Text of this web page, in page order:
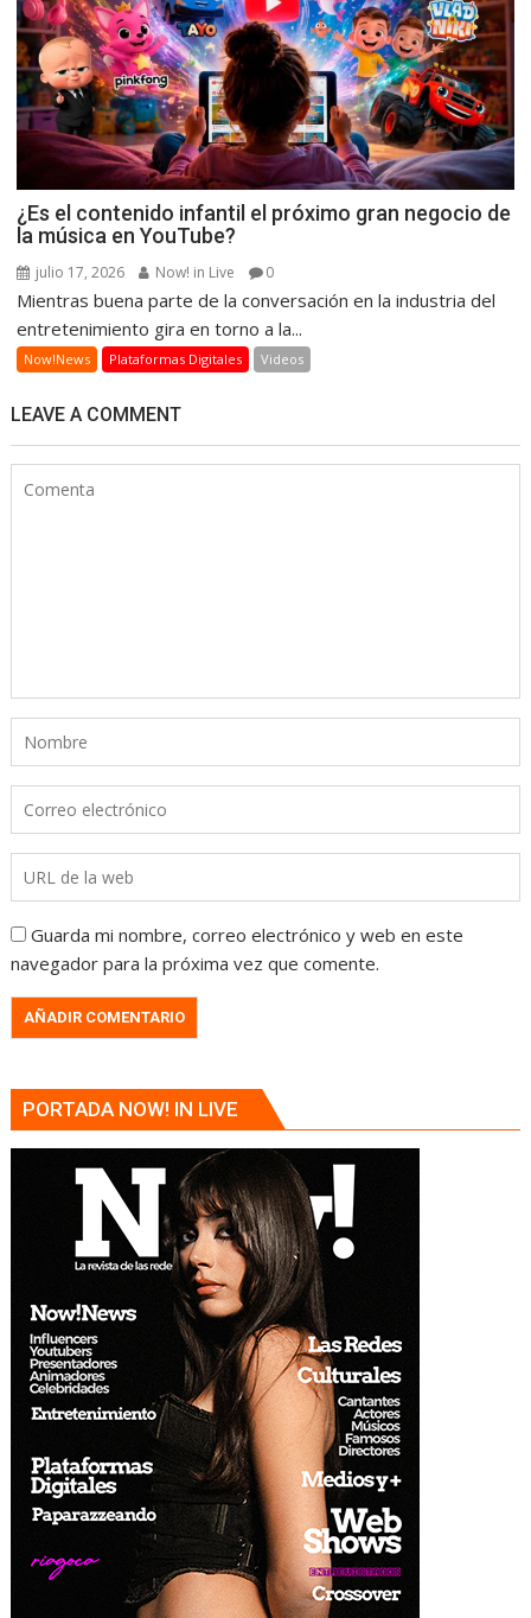
¿Es el contenido infantil el próximo gran negocio de
la música en YouTube?
julio 17, 2026 Now! in Live 0
Mientras buena parte de la conversación en la industria del
entretenimiento gira en torno a la...
Now!News Plataformas Digitales Videos
LEAVE A COMMENT
Guarda mi nombre, correo electrónico y web en este
navegador para la próxima vez que comente.
PORTADA NOW! IN LIVE